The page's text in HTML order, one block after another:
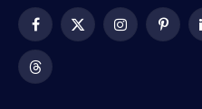
Facebook
X
Instagram
Threads